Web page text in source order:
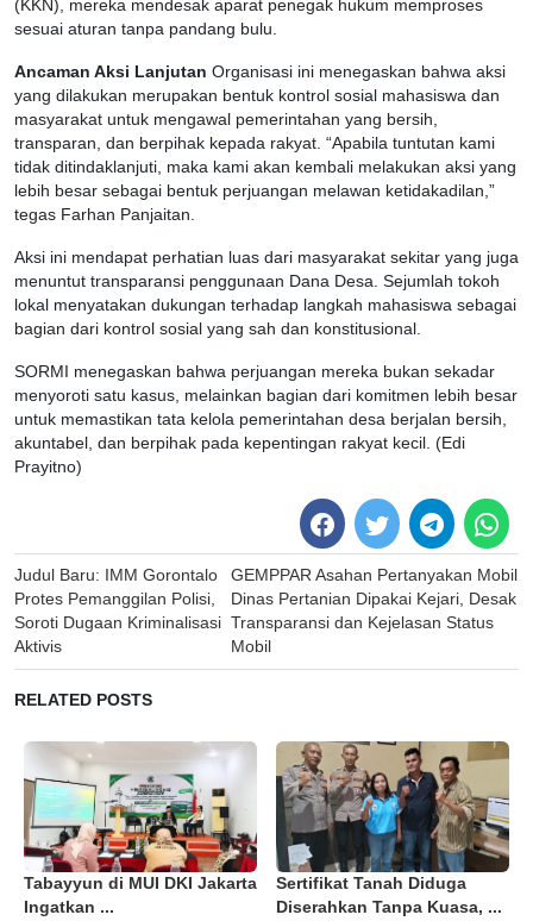
(KKN), mereka mendesak aparat penegak hukum memproses
sesuai aturan tanpa pandang bulu.
Ancaman Aksi Lanjutan Organisasi ini menegaskan bahwa aksi
yang dilakukan merupakan bentuk kontrol sosial mahasiswa dan
masyarakat untuk mengawal pemerintahan yang bersih,
transparan, dan berpihak kepada rakyat. “Apabila tuntutan kami
tidak ditindaklanjuti, maka kami akan kembali melakukan aksi yang
lebih besar sebagai bentuk perjuangan melawan ketidakadilan,”
tegas Farhan Panjaitan.
Aksi ini mendapat perhatian luas dari masyarakat sekitar yang juga
menuntut transparansi penggunaan Dana Desa. Sejumlah tokoh
lokal menyatakan dukungan terhadap langkah mahasiswa sebagai
bagian dari kontrol sosial yang sah dan konstitusional.
SORMI menegaskan bahwa perjuangan mereka bukan sekadar
menyoroti satu kasus, melainkan bagian dari komitmen lebih besar
untuk memastikan tata kelola pemerintahan desa berjalan bersih,
akuntabel, dan berpihak pada kepentingan rakyat kecil. (Edi
Prayitno)
Post
navigation
Judul Baru: IMM Gorontalo
Protes Pemanggilan Polisi,
Soroti Dugaan Kriminalisasi
Aktivis
GEMPPAR Asahan Pertanyakan Mobil
Dinas Pertanian Dipakai Kejari, Desak
Transparansi dan Kejelasan Status
Mobil
RELATED POSTS
Tabayyun di MUI DKI Jakarta
Ingatkan ...
Sertifikat Tanah Diduga
Diserahkan Tanpa Kuasa, ...